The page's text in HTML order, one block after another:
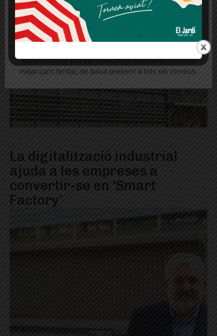
La digitalització industrial
ajuda a les empreses a
convertir-se en ‘Smart
Factory’
Més informació Acceptar Rebutjar tot
Quan l’usuari crea un compte al Diari el Jardí, dona el
seu consentiment explícit per rebre comunicacions
consentiment pot ser revocat en qualsevol moment
mitjançant l’enllaç de baixa present a tots els correus.